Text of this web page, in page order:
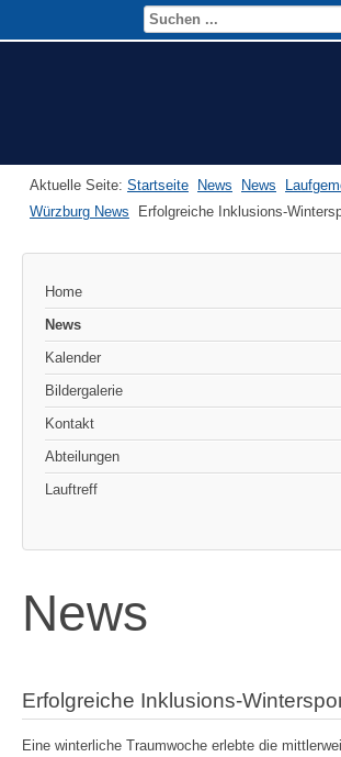
Aktuelle Seite: Startseite News News
Würzburg News
Erfolgreiche Inklusions-
Home
News
Kalender
Bildergalerie
Kontakt
Abteilungen
Lauftreff
News
Erfolgreiche Inklusions-
Eine winterliche Traumwoche erlebte die